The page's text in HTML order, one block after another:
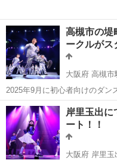
高槻市の堤
ークルがス
大阪府 高槻市
2025年9月に初心者向けのダンスサー
っかりと練習して本格的なダンススタジオへ
大阪 高槻市 高槻市駅
キッズダンスサークル
岸里玉出に
ート！！
大阪府 岸里玉